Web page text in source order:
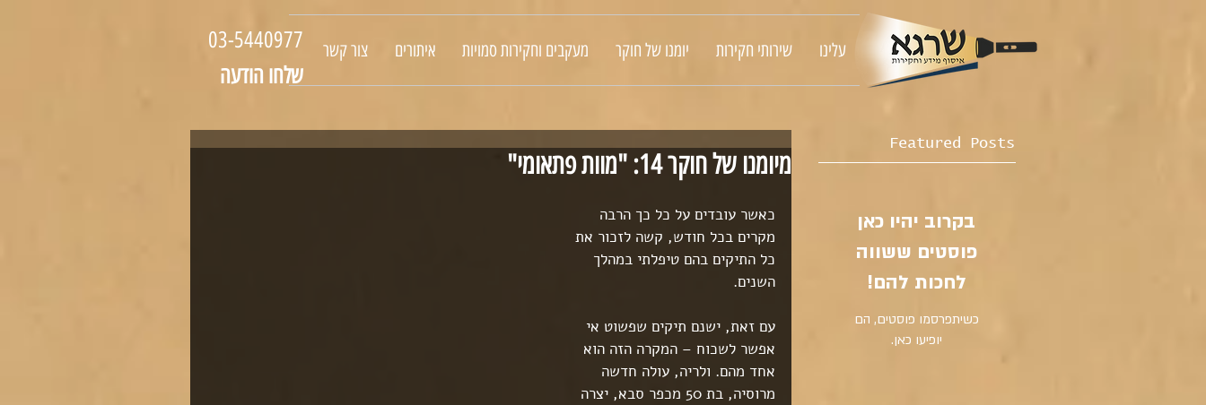
עלינו שירותי חקירות יומנו של חוקר מעקבים וחקירות סמויות איתורים צור קשר
03-5440977
שלחו הודעה
Featured Posts
בקרוב יהיו כאן
פוסטים ששווה
לחכות להם!
כשיתפרסמו פוסטים, הם
יופיעו כאן.
מיומנו של חוקר 14: "מוות פתאומי"
כאשר עובדים על כל כך הרבה
מקרים בכל חודש, קשה לזכור את
כל התיקים בהם טיפלתי במהלך
השנים.
עם זאת, ישנם תיקים שפשוט אי
אפשר לשכוח – המקרה הזה הוא
אחד מהם. ולריה, עולה חדשה
מרוסיה, בת 50 מכפר סבא, יצרה